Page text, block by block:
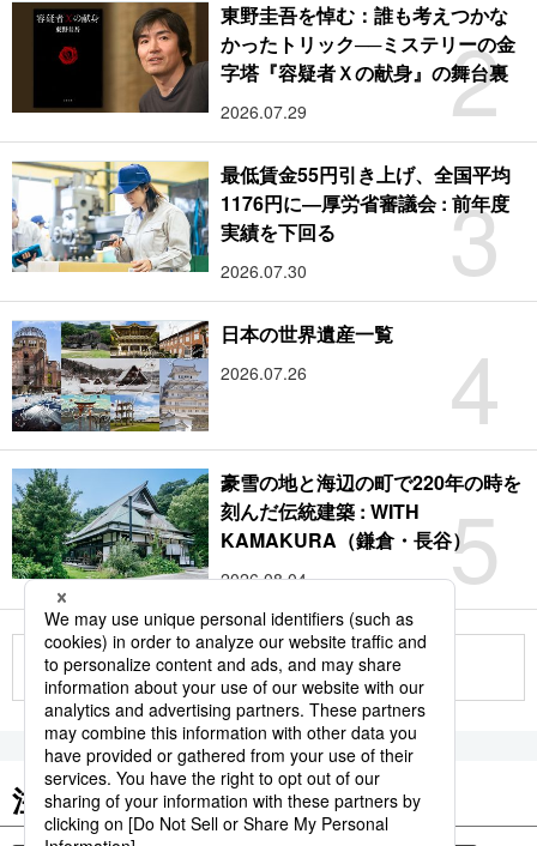
2
東野圭吾を悼む：誰も考えつかな
かったトリック──ミステリーの金
字塔『容疑者Ｘの献身』の舞台裏
2026.07.29
3
最低賃金55円引き上げ、全国平均
1176円に―厚労省審議会 : 前年度
実績を下回る
2026.07.30
4
日本の世界遺産一覧
2026.07.26
5
豪雪の地と海辺の町で220年の時を
刻んだ伝統建築 : WITH
KAMAKURA（鎌倉・長谷）
2026.08.04
もっと見る
注目のキーワード